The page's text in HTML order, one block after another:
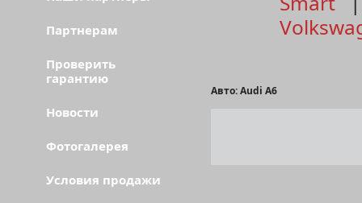
Авто: Audi A6
Партнерам
Проверить
гарантию
Новости
Фотогалерея
Условия продажи